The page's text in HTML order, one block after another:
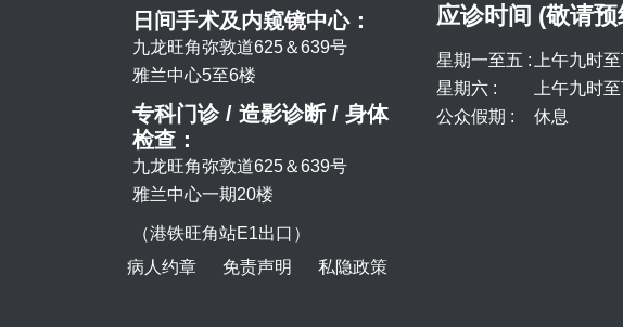
日间手术及内窥镜中心：
九龙旺角弥敦道625＆639号
雅兰中心5至6楼
专科门诊 / 造影诊断 / 身体
检查：
九龙旺角弥敦道625＆639号
雅兰中心一期20楼
（港铁旺角站E1出口）
应诊时间 (敬请预
星期一至五 :
上午九时
星期六 :
上午九时
公众假期 :
休息
病人约章 免责声明 私隐政策